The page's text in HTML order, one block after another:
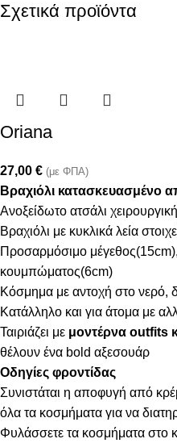
Σχετικά προϊόντα
Oriana
27,00 € (με ΦΠΑ)
Βραχιόλι κατασκευασμένο
Ανοξείδωτο ατσάλι
Βραχιόλι με κυκλικά λεία
Προσαρμόσιμο
κουμπώματος(6cm)
Κόσμημα με αντοχή στο νερό,
Κατάλληλο και για άτομα με
Ταιριάζει με μοντέρνα outfits
θέλουν ένα bold αξεσουάρ
Οδηγίες φροντίδας
Συνιστάται η αποφυγή από
όλα τα κοσμήματα για να
Φυλάσσετε τα κοσμήματα στο